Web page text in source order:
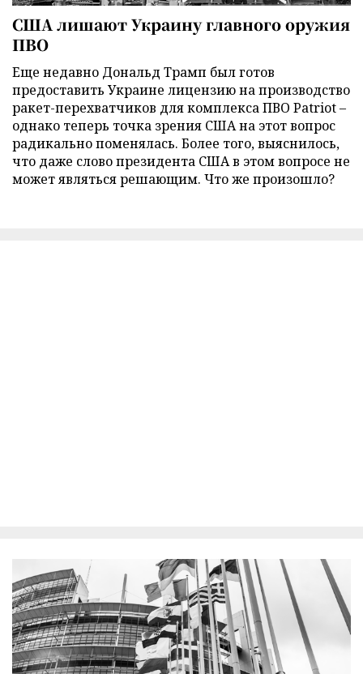
США лишают Украину главного оружия
ПВО
Еще недавно Дональд Трамп был готов
предоставить Украине лицензию на производство
ракет-перехватчиков для комплекса ПВО Patriot –
однако теперь точка зрения США на этот вопрос
радикально поменялась. Более того, выяснилось,
что даже слово президента США в этом вопросе не
может являться решающим. Что же произошло?